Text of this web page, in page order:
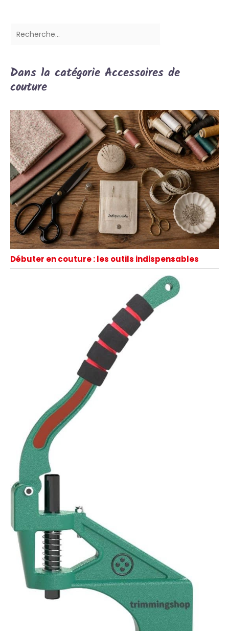
Dans la catégorie Accessoires de
couture
Débuter en couture : les outils indispensables